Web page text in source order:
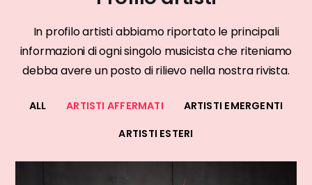
In profilo artisti abbiamo riportato le principali
informazioni di ogni singolo musicista che riteniamo
debba avere un posto di rilievo nella nostra rivista.
ALL ARTISTI AFFERMATI ARTISTI EMERGENTI
ARTISTI ESTERI